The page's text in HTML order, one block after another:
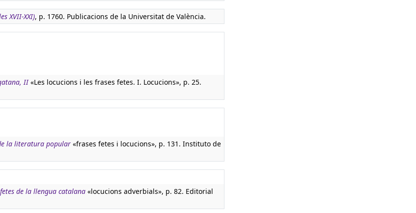
XVII-XXI), p. 1760. Publicacions de la Universitat de València.
II«Les locucions i les frases fetes. I. Locucions», p. 25.
la literatura popular «frases fetes i locucions», p. 131. Instituto de
de la llengua catalana «locucions adverbials», p. 82. Editorial